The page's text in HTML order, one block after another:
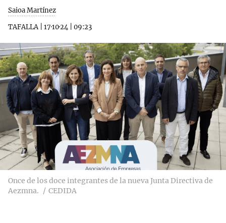
Saioa Martínez
TAFALLA| 17·10·24 09:23
Once de los doce integrantes de la nueva Junta Directiva de
Aezmna.
CEDIDA